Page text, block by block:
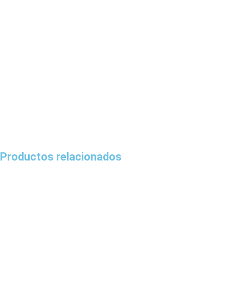
Productos relacionados